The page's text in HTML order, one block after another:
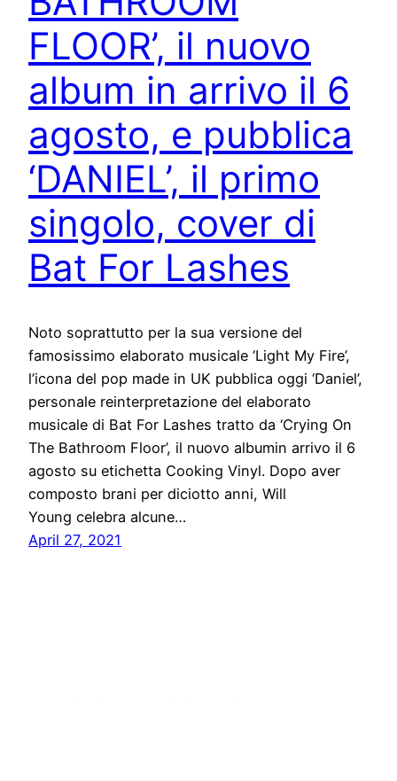
FLOOR’, il nuovo
album in arrivo il 6
agosto, e pubblica
‘DANIEL’, il primo
singolo, cover di
Bat For Lashes
Noto soprattutto per la sua versione del
famosissimo elaborato musicale ‘Light My Fire’,
l’icona del pop made in UK pubblica oggi ‘Daniel’,
personale reinterpretazione del elaborato
musicale di Bat For Lashes tratto da ‘Crying On
The Bathroom Floor’, il nuovo albumin arrivo il 6
agosto su etichetta Cooking Vinyl. Dopo aver
composto brani per diciotto anni, Will
Young celebra alcune…
April 27, 2021